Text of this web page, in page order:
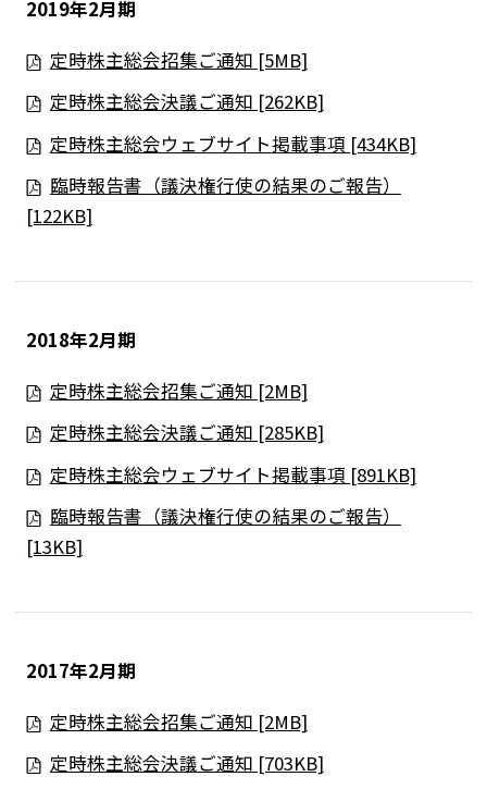
2019年2月期
定時株主総会招集ご通知 [5MB]
定時株主総会決議ご通知 [262KB]
定時株主総会ウェブサイト掲載事項 [434KB]
臨時報告書（議決権行使の結果のご報告）
[122KB]
2018年2月期
定時株主総会招集ご通知 [2MB]
定時株主総会決議ご通知 [285KB]
定時株主総会ウェブサイト掲載事項 [891KB]
臨時報告書（議決権行使の結果のご報告）
[13KB]
2017年2月期
定時株主総会招集ご通知 [2MB]
定時株主総会決議ご通知 [703KB]